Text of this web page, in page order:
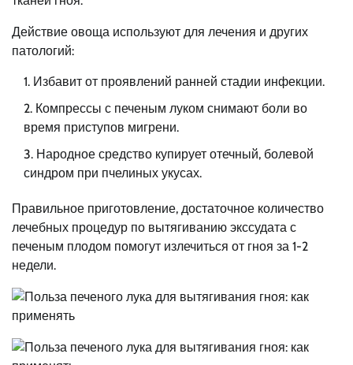
Действие овоща используют для лечения и других
патологий:
Избавит от проявлений ранней стадии инфекции.
Компрессы с печеным луком снимают боли во
время приступов мигрени.
Народное средство купирует отечный, болевой
синдром при пчелиных укусах.
Правильное приготовление, достаточное количество
лечебных процедур по вытягиванию экссудата с
печеным плодом помогут излечиться от гноя за 1-2
недели.